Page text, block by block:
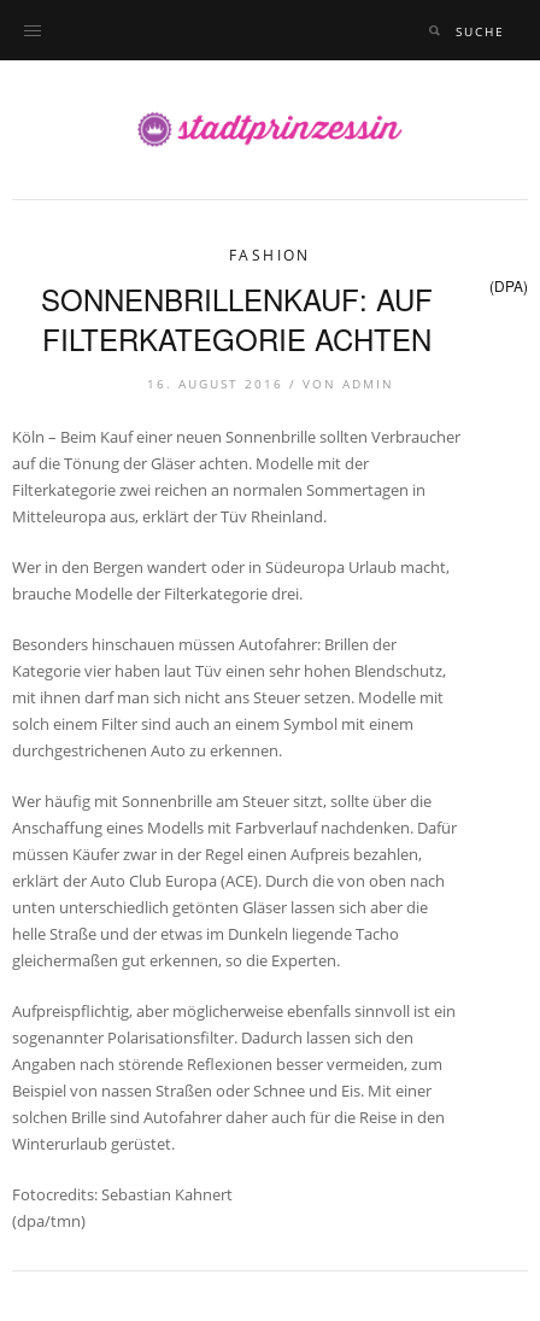
FASHION
SONNENBRILLENKAUF: AUF
FILTERKATEGORIE ACHTEN
(DPA)
16. AUGUST 2016 / VON ADMIN
Köln – Beim Kauf einer neuen Sonnenbrille sollten Verbraucher
auf die Tönung der Gläser achten. Modelle mit der
Filterkategorie zwei reichen an normalen Sommertagen in
Mitteleuropa aus, erklärt der Tüv Rheinland.
Wer in den Bergen wandert oder in Südeuropa Urlaub macht,
brauche Modelle der Filterkategorie drei.
Besonders hinschauen müssen Autofahrer: Brillen der
Kategorie vier haben laut Tüv einen sehr hohen Blendschutz,
mit ihnen darf man sich nicht ans Steuer setzen. Modelle mit
solch einem Filter sind auch an einem Symbol mit einem
durchgestrichenen Auto zu erkennen.
Wer häufig mit Sonnenbrille am Steuer sitzt, sollte über die
Anschaffung eines Modells mit Farbverlauf nachdenken. Dafür
müssen Käufer zwar in der Regel einen Aufpreis bezahlen,
erklärt der Auto Club Europa (ACE). Durch die von oben nach
unten unterschiedlich getönten Gläser lassen sich aber die
helle Straße und der etwas im Dunkeln liegende Tacho
gleichermaßen gut erkennen, so die Experten.
Aufpreispflichtig, aber möglicherweise ebenfalls sinnvoll ist ein
sogenannter Polarisationsfilter. Dadurch lassen sich den
Angaben nach störende Reflexionen besser vermeiden, zum
Beispiel von nassen Straßen oder Schnee und Eis. Mit einer
solchen Brille sind Autofahrer daher auch für die Reise in den
Winterurlaub gerüstet.
Fotocredits: Sebastian Kahnert
(dpa/tmn)